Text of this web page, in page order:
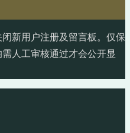
新用户注册及留言板。仅保
人工审核通过才会公开显